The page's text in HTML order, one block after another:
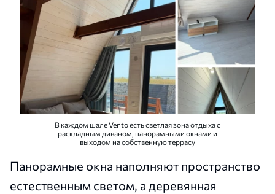
В каждом шале Vento есть светлая зона отдыха с
раскладным диваном, панорамными окнами и
выходом на собственную террасу
Панорамные окна наполняют пространство
естественным светом, а деревянная